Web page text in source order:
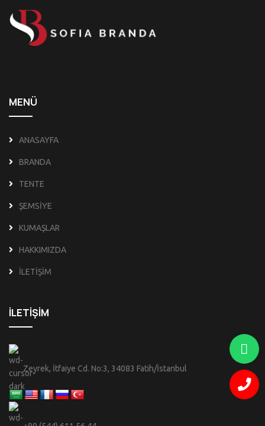
MENÜ
ANASAYFA
BRANDA
TENTE
ŞEMSİYE
KUMAŞLAR
HAKKIMIZDA
İLETİŞİM
İLETİŞİM
Zeyrek, İtfaiye Cd. No:3, 34083 Fatih/İstanbul